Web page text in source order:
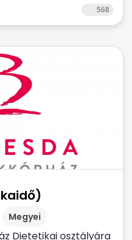
568
Megyei
Dietetikai osztályára